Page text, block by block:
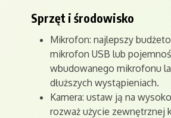
Sprzęt i środowisko
Mikrofon: najlepszy
mikrofon USB lub
wbudowanego mikrofonu
dłuższych wystąpieniach.
Kamera: ustaw ją na
rozważ użycie zewnętrznej